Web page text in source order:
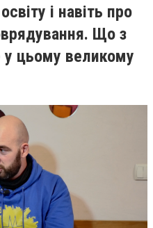
і навіть про
Що з
у цьому великому